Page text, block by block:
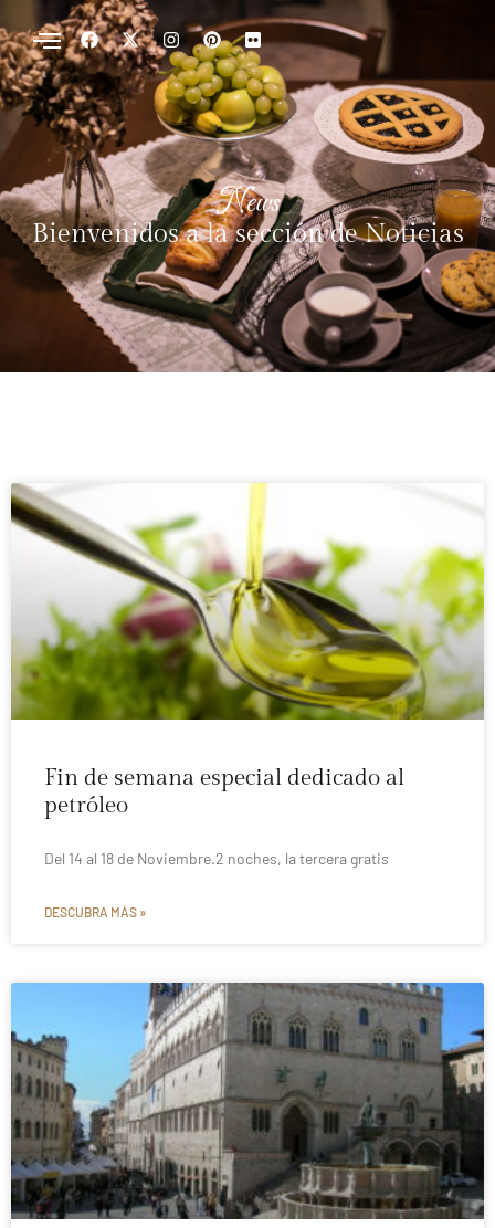
News
Bienvenidos a la sección de Noticias
Fin de semana especial dedicado al
petróleo
Del 14 al 18 de Noviembre.2 noches, la tercera gratis
DESCUBRA MÁS »